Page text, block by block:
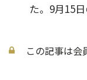
た。9月15
この記事は会